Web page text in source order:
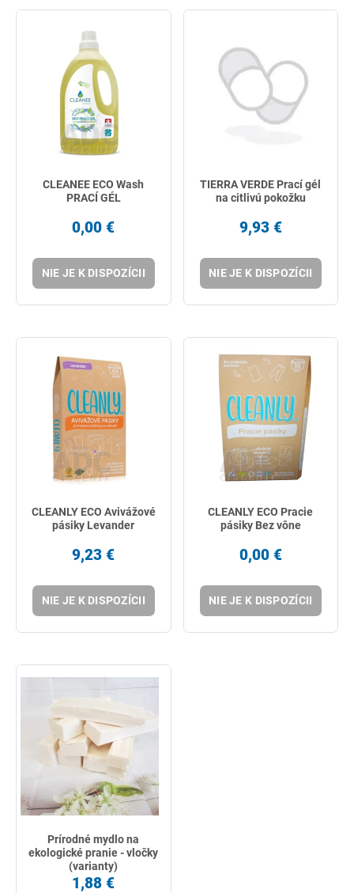
CLEANEE ECO Wash
PRACÍ GÉL
0,00 €
NIE JE K DISPOZÍCII
TIERRA VERDE Prací gél
na citlivú pokožku
9,93 €
NIE JE K DISPOZÍCII
CLEANLY ECO Avivážové
pásiky Levander
9,23 €
NIE JE K DISPOZÍCII
CLEANLY ECO Pracie
pásiky Bez vône
0,00 €
NIE JE K DISPOZÍCII
Prírodné mydlo na
ekologické pranie - vločky
(varianty)
1,88 €